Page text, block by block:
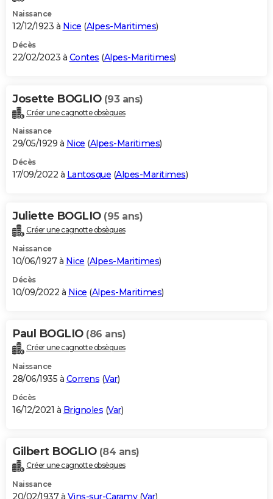
Naissance
12/12/1923 à Nice (Alpes-Maritimes)
Décès
22/02/2023 à Contes (Alpes-Maritimes)
Josette BOGLIO (93 ans)
Créer une cagnotte obsèques
Naissance
29/05/1929 à Nice (Alpes-Maritimes)
Décès
17/09/2022 à Lantosque (Alpes-Maritimes)
Juliette BOGLIO (95 ans)
Créer une cagnotte obsèques
Naissance
10/06/1927 à Nice (Alpes-Maritimes)
Décès
10/09/2022 à Nice (Alpes-Maritimes)
Paul BOGLIO (86 ans)
Créer une cagnotte obsèques
Naissance
28/06/1935 à Correns (Var)
Décès
16/12/2021 à Brignoles (Var)
Gilbert BOGLIO (84 ans)
Créer une cagnotte obsèques
Naissance
20/02/1937 à Vins-sur-Caramy(Var)